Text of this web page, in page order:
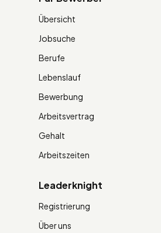
Übersicht
Jobsuche
Berufe
Lebenslauf
Bewerbung
Arbeitsvertrag
Gehalt
Arbeitszeiten
Leaderknight
Registrierung
Über uns